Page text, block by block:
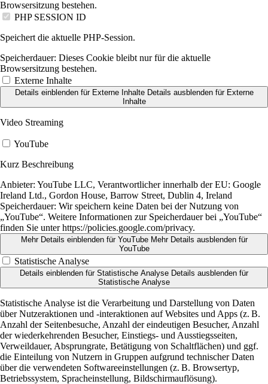
Browsersitzung bestehen.
PHP SESSION ID
Speichert die aktuelle PHP-Session.
Speicherdauer: Dieses Cookie bleibt nur für die aktuelle
Browsersitzung bestehen.
Externe Inhalte
Details einblendenfür Externe Inhalte Details ausblendenfür Externe
Inhalte
Video Streaming
YouTube
Kurz Beschreibung
Anbieter: YouTube LLC, Verantwortlicher innerhalb der EU: Google
Ireland Ltd., Gordon House, Barrow Street, Dublin 4, Ireland
Speicherdauer: Wir speichern keine Daten bei der Nutzung von
„YouTube“. Weitere Informationen zur Speicherdauer bei „YouTube“
finden Sie unter https://policies.google.com/privacy.
Mehr Details einblendenfür YouTube Mehr Details ausblendenfür
YouTube
Statistische Analyse
Details einblenden für Statistische Analyse Details ausblenden für
Statistische Analyse
Statistische Analyse ist die Verarbeitung und Darstellung von Daten
über Nutzeraktionen und -interaktionen auf Websites und Apps (z. B.
Anzahl der Seitenbesuche, Anzahl der eindeutigen Besucher, Anzahl
der wiederkehrenden Besucher, Einstiegs- und Ausstiegsseiten,
Verweildauer, Absprungrate, Betätigung von Schaltflächen) und ggf.
die Einteilung von Nutzern in Gruppen aufgrund technischer Daten
über die verwendeten Softwareeinstellungen (z. B. Browsertyp,
Betriebssystem, Spracheinstellung, Bildschirmauflösung).